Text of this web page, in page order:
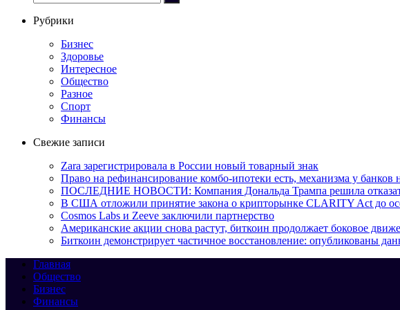
Рубрики
Бизнес
Здоровье
Интересное
Общество
Разное
Спорт
Финансы
Свежие записи
Zara зарегистрировала в России новый товарный знак
Право на рефинансирование комбо-ипотеки есть, механизма у банков
ПОСЛЕДНИЕ НОВОСТИ: Компания Дональда Трампа решила
В США отложили принятие закона о крипторынке CLARITY Act до
Cosmos Labs и Zeeve заключили партнерство
Американские акции снова растут, биткоин продолжает боковое
Биткоин демонстрирует частичное восстановление: опубликованы
Главная
Общество
Бизнес
Финансы